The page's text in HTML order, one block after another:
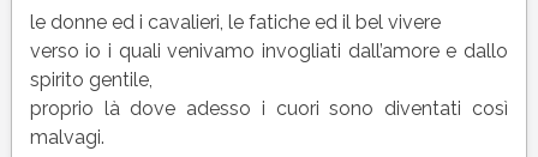
le donne ed i cavalieri, le fatiche ed il bel vivere
verso io i quali venivamo invogliati dall’amore e dallo
spirito gentile,
proprio là dove adesso i cuori sono diventati così
malvagi.